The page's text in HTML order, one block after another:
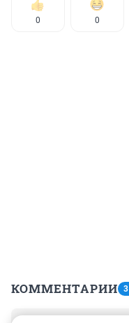
0 0
КОММЕНТАРИИ